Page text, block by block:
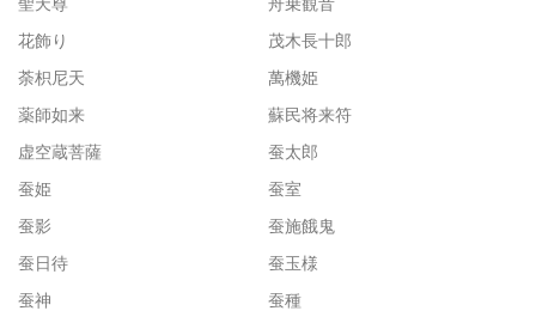
花飾り
茂木長十郎
荼枳尼天
萬機姫
薬師如来
蘇民将来符
虚空蔵菩薩
蚕太郎
蚕姫
蚕室
蚕影
蚕施餓鬼
蚕日待
蚕玉様
蚕神
蚕種